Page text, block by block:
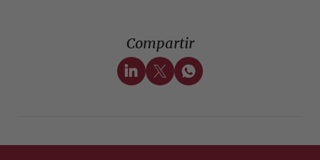
Compartir